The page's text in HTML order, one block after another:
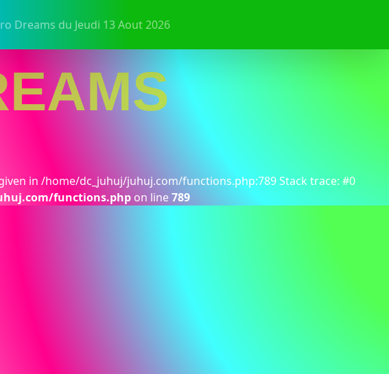
Dreams du Jeudi 13 Aout 2026
in /home/dc_juhuj/juhuj.com/functions.php:789 Stack trace: #0
functions.php on line789